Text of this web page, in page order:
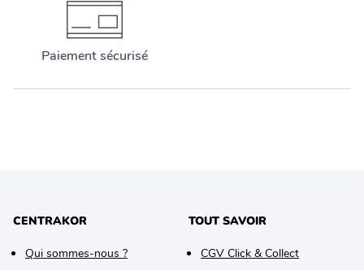
Paiement sécurisé
CENTRAKOR
Qui sommes-nous ?
TOUT SAVOIR
CGV Click & Collect